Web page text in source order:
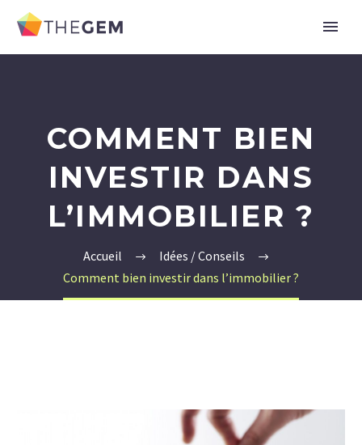
COMMENT BIEN
INVESTIR DANS
L’IMMOBILIER ?
Accueil
Idées / Conseils
Comment bien investir dans l’immobilier ?